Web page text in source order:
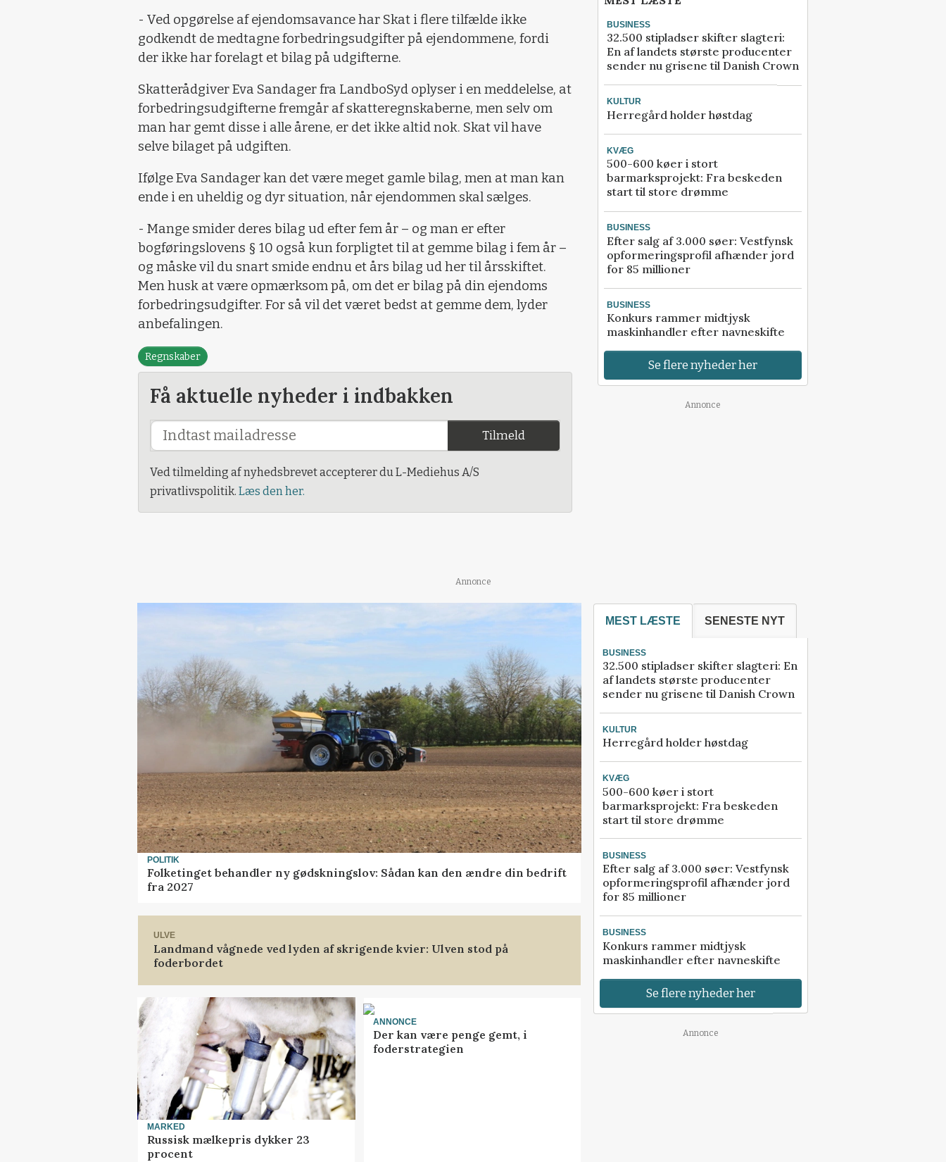
- Ved opgørelse af ejendomsavance har Skat i flere tilfælde ikke
godkendt de medtagne forbedringsudgifter på ejendommene, fordi
der ikke har forelagt et bilag på udgifterne.
Skatterådgiver Eva Sandager fra LandboSyd oplyser i en meddelelse, at
forbedringsudgifterne fremgår af skatteregnskaberne, men selv om
man har gemt disse i alle årene, er det ikke altid nok. Skat vil have
selve bilaget på udgiften.
Ifølge Eva Sandager kan det være meget gamle bilag, men at man kan
ende i en uheldig og dyr situation, når ejendommen skal sælges.
- Mange smider deres bilag ud efter fem år – og man er efter
bogføringslovens § 10 også kun forpligtet til at gemme bilag i fem år –
og måske vil du snart smide endnu et års bilag ud her til årsskiftet.
Men husk at være opmærksom på, om det er bilag på din ejendoms
forbedringsudgifter. For så vil det været bedst at gemme dem, lyder
anbefalingen.
Regnskaber
Få aktuelle nyheder i indbakken
Tilmeld
Ved tilmelding af nyhedsbrevet accepterer du L-Mediehus A/S
privatlivspolitik. Læs den her.
BUSINESS
32.500 stipladser skifter slagteri:
En af landets største producenter
sender nu grisene til Danish Crown
KULTUR
Herregård holder høstdag
KVÆG
500-600 køer i stort
barmarksprojekt: Fra beskeden
start til store drømme
BUSINESS
Efter salg af 3.000 søer: Vestfynsk
opformeringsprofil afhænder jord
for 85 millioner
BUSINESS
Konkurs rammer midtjysk
maskinhandler efter navneskifte
Se flere nyheder her
Annonce
Annonce
POLITIK
Folketinget behandler ny gødskningslov: Sådan kan den ændre din bedrift
fra 2027
ULVE
Landmand vågnede ved lyden af skrigende kvier: Ulven stod på
foderbordet
MARKED
Russisk mælkepris dykker 23
procent
ANNONCE
Der kan være penge gemt, i
foderstrategien
MEST LÆSTE SENESTE NYT
BUSINESS
32.500 stipladser skifter slagteri: En
af landets største producenter
sender nu grisene til Danish Crown
KULTUR
Herregård holder høstdag
KVÆG
500-600 køer i stort
barmarksprojekt: Fra beskeden
start til store drømme
BUSINESS
Efter salg af 3.000 søer: Vestfynsk
opformeringsprofil afhænder jord
for 85 millioner
BUSINESS
Konkurs rammer midtjysk
maskinhandler efter navneskifte
Se flere nyheder her
Annonce